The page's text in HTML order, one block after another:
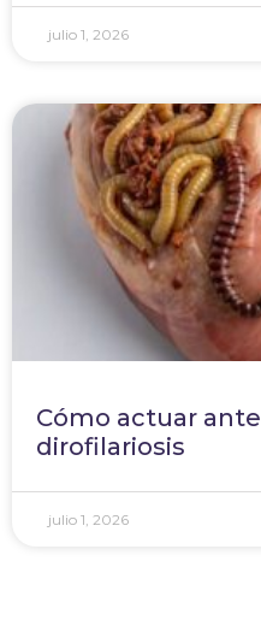
julio 1, 2026
Cómo actuar
dirofilariosis
julio 1, 2026